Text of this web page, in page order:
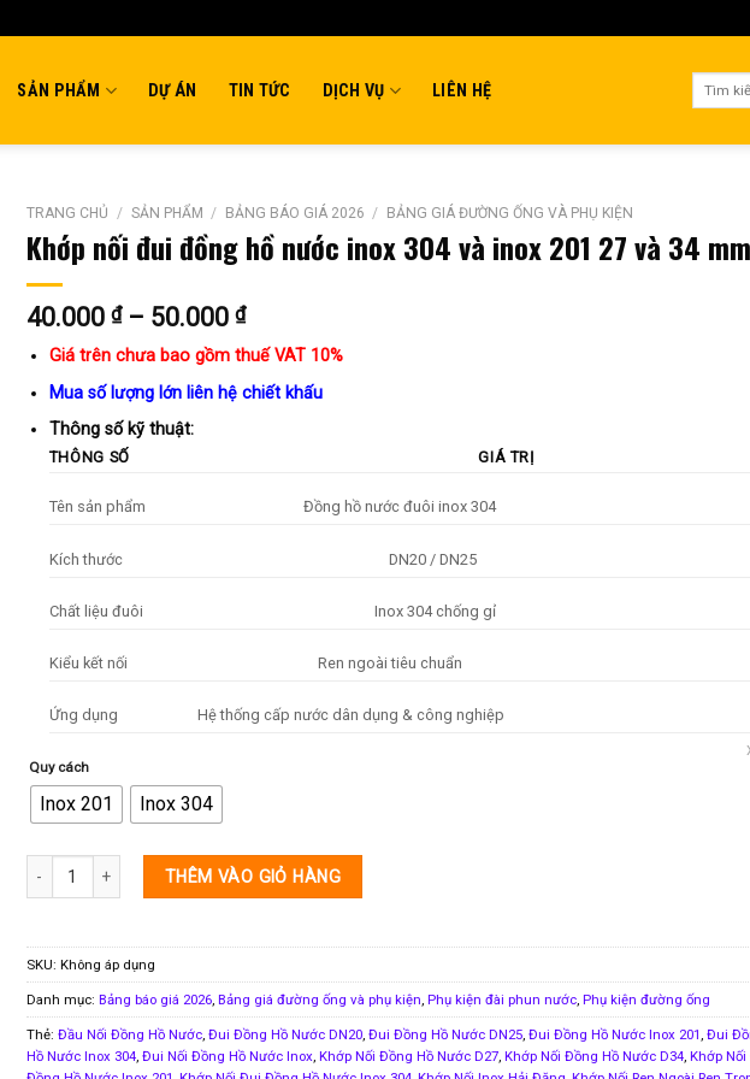
SẢN PHẨM DỰ ÁN TIN TỨC DỊCH VỤ LIÊN HỆ
TRANG CHỦ / SẢN PHẨM / BẢNG BÁO GIÁ 2026 / BẢNG GIÁ ĐƯỜNG ỐNG VÀ PHỤ KIỆN
Khớp nối đui đồng hồ nước inox 304 và inox 201 27 và 34 mm
40.000₫ – 50.000₫Khoảng
giá:
từ
40.000 ₫
Giá trên chưa bao gồm thuế VAT 10%
Mua số lượng lớn liên hệ chiết khấu
Thông số kỹ thuật:
THÔNG SỐ GIÁ TRỊ
Tên sản phẩm Đồng hồ nước đuôi inox 304
Kích thước DN20 / DN25
Chất liệu đuôi Inox 304 chống gỉ
Kiểu kết nối Ren ngoài tiêu chuẩn
Ứng dụng Hệ thống cấp nước dân dụng & công nghiệp
Quy cách
Inox 201 Inox 304
Khớp nối đui đồng hồ nước inox 304 và inox 201 27 và 34 mm số lượng
THÊM VÀO GIỎ HÀNG
SKU:Không áp dụng
Danh mục:Bảng báo giá 2026,Bảng giá đường ống và phụ kiện,Phụ kiện đài phun nước,Phụ kiện đường ống
Thẻ:Đầu Nối Đồng Hồ Nước,Đui Đồng Hồ Nước DN20,Đui Đồng Hồ Nước DN25,Đui Đồng Hồ Nước Inox 201,Đui
Hồ Nước Inox 304,Đui Nối Đồng Hồ Nước Inox,Khớp Nối Đồng Hồ Nước D27,Khớp Nối Đồng Hồ Nước D34,Khớp